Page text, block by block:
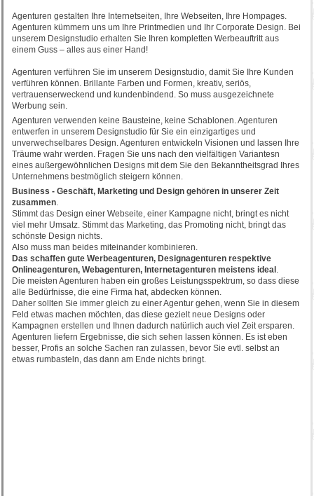
Agenturen gestalten Ihre Internetseiten, Ihre Webseiten, Ihre Hompages.
Agenturen kümmern uns um Ihre Printmedien und Ihr Corporate Design. Bei
unserem Designstudio erhalten Sie Ihren kompletten Werbeauftritt aus
einem Guss – alles aus einer Hand!
Agenturen verführen Sie im unserem Designstudio, damit Sie Ihre Kunden
verführen können. Brillante Farben und Formen, kreativ, seriös,
vertrauenserweckend und kundenbindend. So muss ausgezeichnete
Werbung sein.
Agenturen verwenden keine Bausteine, keine Schablonen. Agenturen
entwerfen in unserem Designstudio für Sie ein einzigartiges und
unverwechselbares Design. Agenturen entwickeln Visionen und lassen Ihre
Träume wahr werden. Fragen Sie uns nach den vielfältigen Variantesn
eines außergewöhnlichen Designs mit dem Sie den Bekanntheitsgrad Ihres
Unternehmens bestmöglich steigern können.
Business - Geschäft, Marketing und Design gehören in unserer Zeit
zusammen.
Stimmt das Design einer Webseite, einer Kampagne nicht, bringt es nicht
viel mehr Umsatz. Stimmt das Marketing, das Promoting nicht, bringt das
schönste Design nichts.
Also muss man beides miteinander kombinieren.
Das schaffen gute Werbeagenturen, Designagenturen respektive
Onlineagenturen, Webagenturen, Internetagenturen meistens ideal .
Die meisten Agenturen haben ein großes Leistungsspektrum, so dass diese
alle Bedürfnisse, die eine Firma hat, abdecken können.
Daher sollten Sie immer gleich zu einer Agentur gehen, wenn Sie in diesem
Feld etwas machen möchten, das diese gezielt neue Designs oder
Kampagnen erstellen und Ihnen dadurch natürlich auch viel Zeit ersparen.
Agenturen liefern Ergebnisse, die sich sehen lassen können. Es ist eben
besser, Profis an solche Sachen ran zulassen, bevor Sie evtl. selbst an
etwas rumbasteln, das dann am Ende nichts bringt.